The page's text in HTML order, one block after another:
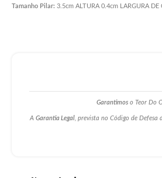
Tamanho Pilar: 3.5cm ALTURA 0.4cm LARGURA
Garantimos o Teor Do
A Garantia Legal, prevista no Código de Defesa